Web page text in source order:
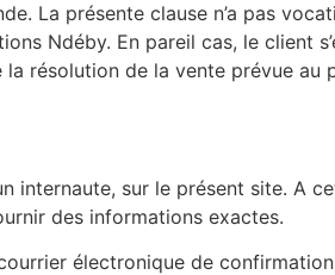
La présente clause n’a pas
Ndéby. En pareil cas, le client
résolution de la vente prévue au
internaute, sur le présent site. A
des informations exactes.
électronique de